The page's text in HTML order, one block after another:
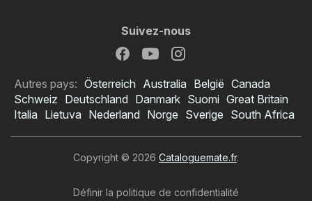
Suivez-nous
Autres pays: Österreich Australia België Canada
Schweiz Deutschland Danmark Suomi Great Britain
Italia Lietuva Nederland Norge Sverige South Africa
Copyright © 2026 Cataloguemate.fr.
Définir la politique de confidentialité